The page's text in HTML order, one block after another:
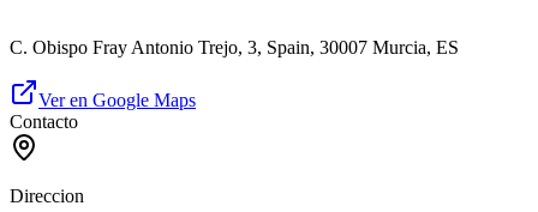
C. Obispo Fray Antonio Trejo, 3, Spain, 30007 Murcia, ES
Ver en Google Maps
Contacto
Direccion